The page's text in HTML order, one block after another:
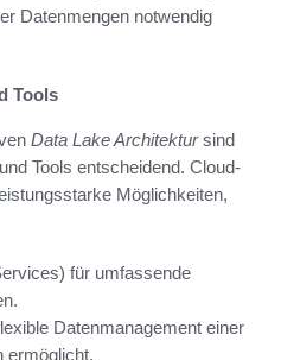
Datenmengen notwendig
Tools
Data Lake Architektursind
und Tools entscheidend. Cloud-
Möglichkeiten,
für umfassende
Datenmanagement einer
ermöglicht.